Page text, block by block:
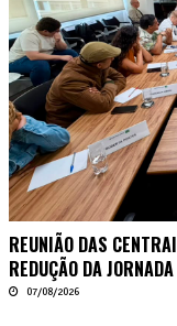
REUNIÃO DAS
REDUÇÃO DA JORNADA
07/08/2026